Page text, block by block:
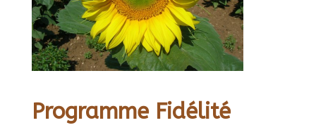
Programme Fidélité